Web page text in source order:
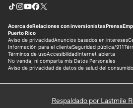
Respaldado por Lastmile